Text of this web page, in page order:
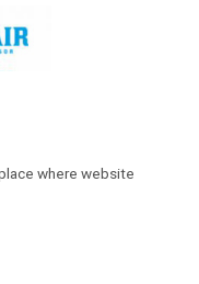
where website